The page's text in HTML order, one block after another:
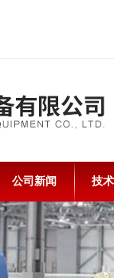
公司新闻 技